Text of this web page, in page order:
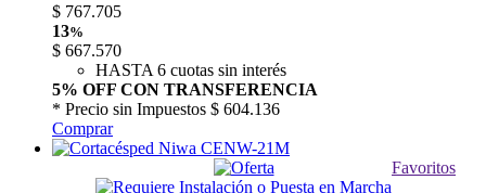
$ 767.705
13%
$ 667.570
HASTA 6 cuotas sin interés
5% OFF CON TRANSFERENCIA
* Precio sin Impuestos $ 604.136
Comprar
Favoritos